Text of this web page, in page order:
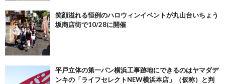
笑顔溢れる恒例のハロウィンイベントが丸山台いちょう
坂商店街で10/28に開催
平戸立体の第一パン横浜工事跡地にできるのはヤマダデ
ンキの「ライフセレクトNEW横浜本店」（仮称）と判